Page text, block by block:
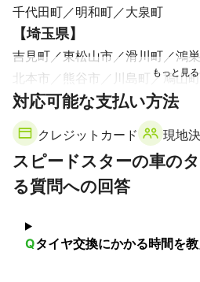
千代田町 明和町 大泉町
【埼玉県】
吉見町 東松山市 滑川町 鴻
北本市
熊谷市 川島町 鳩山町
鶴ヶ島市
羽生市 小川町 と
加須市
越生町
川越市
久喜市
対応可能な支払い方法
クレジットカード 現地
スピードスターの車の
る質問への回答
Qタイヤ交換にかかる時間を教